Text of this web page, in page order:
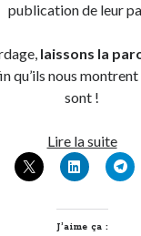
publication de leur
laissons la
qu’ils nous
sont !
Lire la suite
êtes-
J’aime ça :